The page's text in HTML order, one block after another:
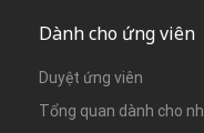
Dành cho ứng viên
Duyệt ứng viên
Tổng quan dành cho